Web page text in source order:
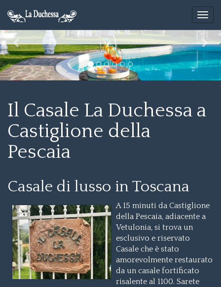
Il Casale La Duchessa a
Castiglione della
Pescaia
Casale di lusso in Toscana
A 15 minuti da Castiglione
della Pescaia, adiacente a
Vetulonia, si trova un
esclusivo e riservato
Casale che è stato
amorevolmente restaurato
da un casale fortificato
risalente al 1100. Sarete